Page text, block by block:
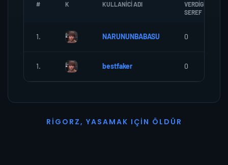
# K KULLANICI ADI
VERDIGI
SEREF
1. NARUNUNBABASU 0
1. bestfaker 0
R I G O R Z, YASAMAK I ÇI N Ö L D Ü R